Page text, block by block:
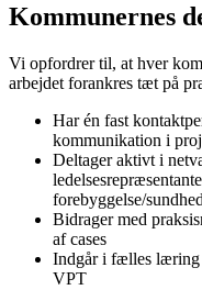
Kommunernes
Vi opfordrer til, at hver
arbejdet forankres tæt på
Har én fast
kommunikation i
Deltager aktivt i
forebyggelse/
Bidrager med
af cases
Indgår i fælles læring
VPT